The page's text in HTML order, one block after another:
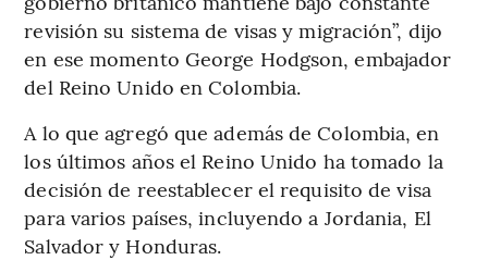
revisión su sistema de visas y migración”, dijo
en ese momento George Hodgson, embajador
del Reino Unido en Colombia.
A lo que agregó que además de Colombia, en
los últimos años el Reino Unido ha tomado la
decisión de reestablecer el requisito de visa
para varios países, incluyendo a Jordania, El
Salvador y Honduras.